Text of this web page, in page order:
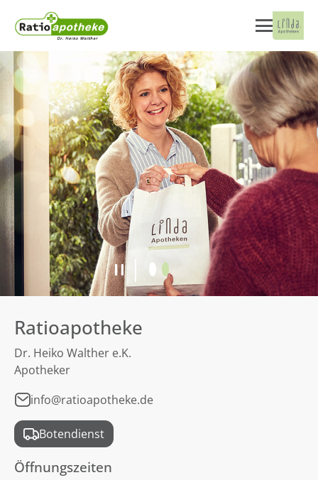
Ratioapotheke
Dr. Heiko Walther e.K.
Apotheker
info@ratioapotheke.de
Botendienst
Öffnungszeiten